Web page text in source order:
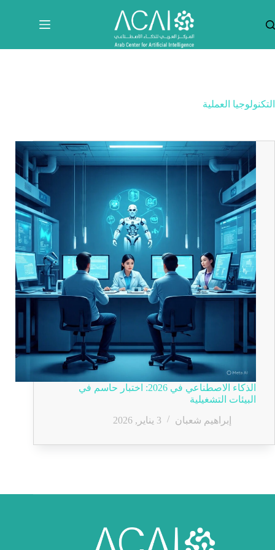
المحتوى
التكنولوجيا العملية
الذكاء الاصطناعي في 2026: اختبار حاسم في
البيئات التشغيلية
إبراهيم شعبان
3 يناير, 2026